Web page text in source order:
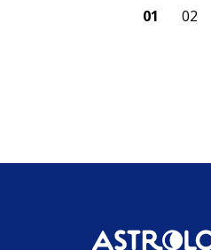
01 02